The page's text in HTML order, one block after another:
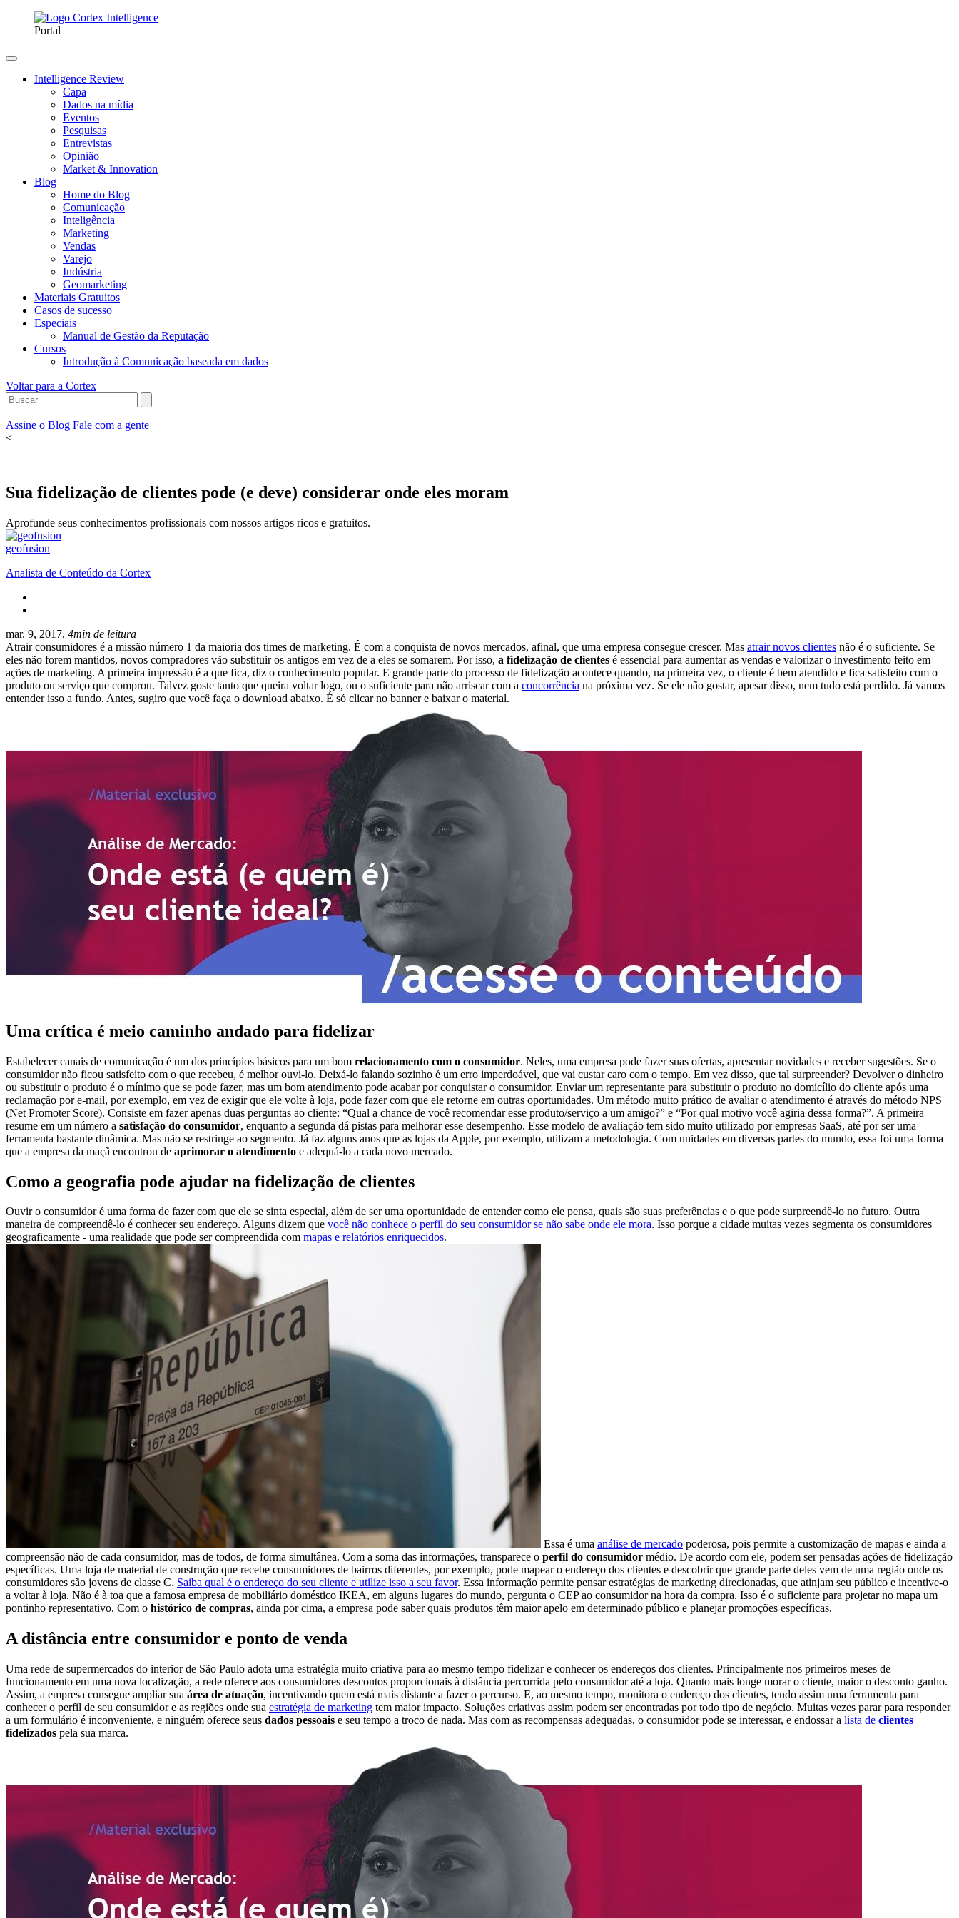
Portal
Intelligence Review
Capa
Dados na mídia
Eventos
Pesquisas
Entrevistas
Opinião
Market & Innovation
Blog
Home do Blog
Comunicação
Inteligência
Marketing
Vendas
Varejo
Indústria
Geomarketing
Materiais Gratuitos
Casos de sucesso
Especiais
Manual de Gestão da Reputação
Cursos
Introdução à Comunicação baseada em dados
Voltar para a Cortex
Assine o Blog Fale com a gente
<
Sua fidelização de clientes pode (e deve) considerar onde eles moram
Aprofunde seus conhecimentos profissionais com nossos artigos ricos e gratuitos.
geofusion
Analista de Conteúdo da Cortex
mar. 9, 2017, 4min de leitura
Atrair consumidores é a missão número 1 da maioria dos times de marketing. É com a conquista de novos mercados, afinal, que uma empresa consegue crescer. Mas atrair novos clientes não é o suficiente. Se
eles não forem mantidos, novos compradores vão substituir os antigos em vez de a eles se somarem. Por isso, a fidelização de clientes é essencial para aumentar as vendas e valorizar o investimento feito em
ações de marketing. A primeira impressão é a que fica, diz o conhecimento popular. E grande parte do processo de fidelização acontece quando, na primeira vez, o cliente é bem atendido e fica satisfeito com o
produto ou serviço que comprou. Talvez goste tanto que queira voltar logo, ou o suficiente para não arriscar com a concorrência na próxima vez. Se ele não gostar, apesar disso, nem tudo está perdido. Já vamos
entender isso a fundo. Antes, sugiro que você faça o download abaixo. É só clicar no banner e baixar o material.
Uma crítica é meio caminho andado para fidelizar
Estabelecer canais de comunicação é um dos princípios básicos para um bom relacionamento com o consumidor. Neles, uma empresa pode fazer suas ofertas, apresentar novidades e receber sugestões. Se o
consumidor não ficou satisfeito com o que recebeu, é melhor ouvi-lo. Deixá-lo falando sozinho é um erro imperdoável, que vai custar caro com o tempo. Em vez disso, que tal surpreender? Devolver o dinheiro
ou substituir o produto é o mínimo que se pode fazer, mas um bom atendimento pode acabar por conquistar o consumidor. Enviar um representante para substituir o produto no domicílio do cliente após uma
reclamação por e-mail, por exemplo, em vez de exigir que ele volte à loja, pode fazer com que ele retorne em outras oportunidades. Um método muito prático de avaliar o atendimento é através do método NPS
(Net Promoter Score). Consiste em fazer apenas duas perguntas ao cliente: “Qual a chance de você recomendar esse produto/serviço a um amigo?” e “Por qual motivo você agiria dessa forma?”. A primeira
resume em um número a satisfação do consumidor, enquanto a segunda dá pistas para melhorar esse desempenho. Esse modelo de avaliação tem sido muito utilizado por empresas SaaS, até por ser uma
ferramenta bastante dinâmica. Mas não se restringe ao segmento. Já faz alguns anos que as lojas da Apple, por exemplo, utilizam a metodologia. Com unidades em diversas partes do mundo, essa foi uma forma
que a empresa da maçã encontrou de aprimorar o atendimento e adequá-lo a cada novo mercado.
Como a geografia pode ajudar na fidelização de clientes
Ouvir o consumidor é uma forma de fazer com que ele se sinta especial, além de ser uma oportunidade de entender como ele pensa, quais são suas preferências e o que pode surpreendê-lo no futuro. Outra
maneira de compreendê-lo é conhecer seu endereço. Alguns dizem que você não conhece o perfil do seu consumidor se não sabe onde ele mora. Isso porque a cidade muitas vezes segmenta os consumidores
geograficamente - uma realidade que pode ser compreendida com mapas e relatórios enriquecidos.
Essa é uma análise de mercado poderosa, pois permite a customização de mapas e ainda a
compreensão não de cada consumidor, mas de todos, de forma simultânea. Com a soma das informações, transparece o perfil do consumidor médio. De acordo com ele, podem ser pensadas ações de fidelização
específicas. Uma loja de material de construção que recebe consumidores de bairros diferentes, por exemplo, pode mapear o endereço dos clientes e descobrir que grande parte deles vem de uma região onde os
consumidores são jovens de classe C. Saiba qual é o endereço do seu cliente e utilize isso a seu favor. Essa informação permite pensar estratégias de marketing direcionadas, que atinjam seu público e incentive-o
a voltar à loja. Não é à toa que a famosa empresa de mobiliário doméstico IKEA, em alguns lugares do mundo, pergunta o CEP ao consumidor na hora da compra. Isso é o suficiente para projetar no mapa um
pontinho representativo. Com o histórico de compras, ainda por cima, a empresa pode saber quais produtos têm maior apelo em determinado público e planejar promoções específicas.
A distância entre consumidor e ponto de venda
Uma rede de supermercados do interior de São Paulo adota uma estratégia muito criativa para ao mesmo tempo fidelizar e conhecer os endereços dos clientes. Principalmente nos primeiros meses de
funcionamento em uma nova localização, a rede oferece aos consumidores descontos proporcionais à distância percorrida pelo consumidor até a loja. Quanto mais longe morar o cliente, maior o desconto ganho.
Assim, a empresa consegue ampliar sua área de atuação, incentivando quem está mais distante a fazer o percurso. E, ao mesmo tempo, monitora o endereço dos clientes, tendo assim uma ferramenta para
conhecer o perfil de seu consumidor e as regiões onde sua estratégia de marketing tem maior impacto. Soluções criativas assim podem ser encontradas por todo tipo de negócio. Muitas vezes parar para responder
a um formulário é inconveniente, e ninguém oferece seus dados pessoais e seu tempo a troco de nada. Mas com as recompensas adequadas, o consumidor pode se interessar, e endossar a lista de clientes
fidelizados pela sua marca.